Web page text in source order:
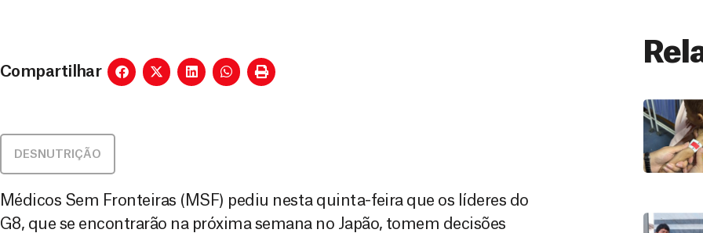
Compartilhar
DESNUTRIÇÃO
Médicos Sem Fronteiras (MSF) pediu nesta quinta-feira que os líderes do
G8, que se encontrarão na próxima semana no Japão, tomem decisões